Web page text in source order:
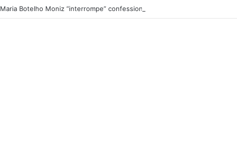
Maria Botelho Moniz “interrompe” confessionário